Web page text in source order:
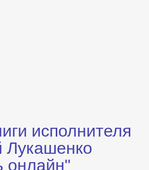
исполнителя
Лукашенко
онлайн"